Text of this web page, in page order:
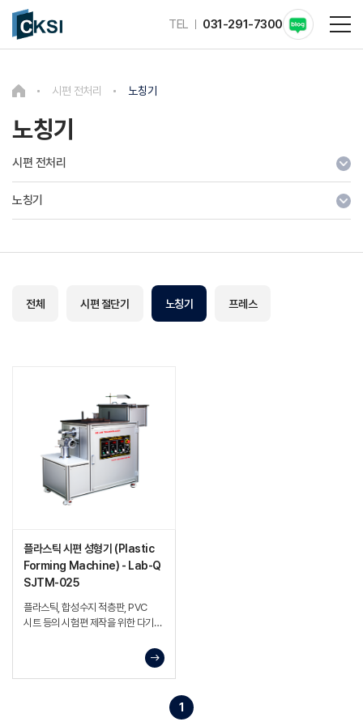
TEL 031-291-7300
시편 전처리 노칭기
노칭기
시편 전처리
노칭기
전체 시편 절단기 노칭기 프레스
플라스틱 시편 성형기 (Plastic
Forming Machine) - Lab-Q
SJTM-025
플라스틱, 합성수지 적층판, PVC
시트 등의 시험편 제작을 위한 다기능
1